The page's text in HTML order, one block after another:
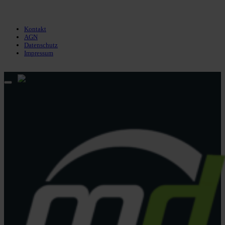
Kontakt
AGN
Datenschutz
Impressum